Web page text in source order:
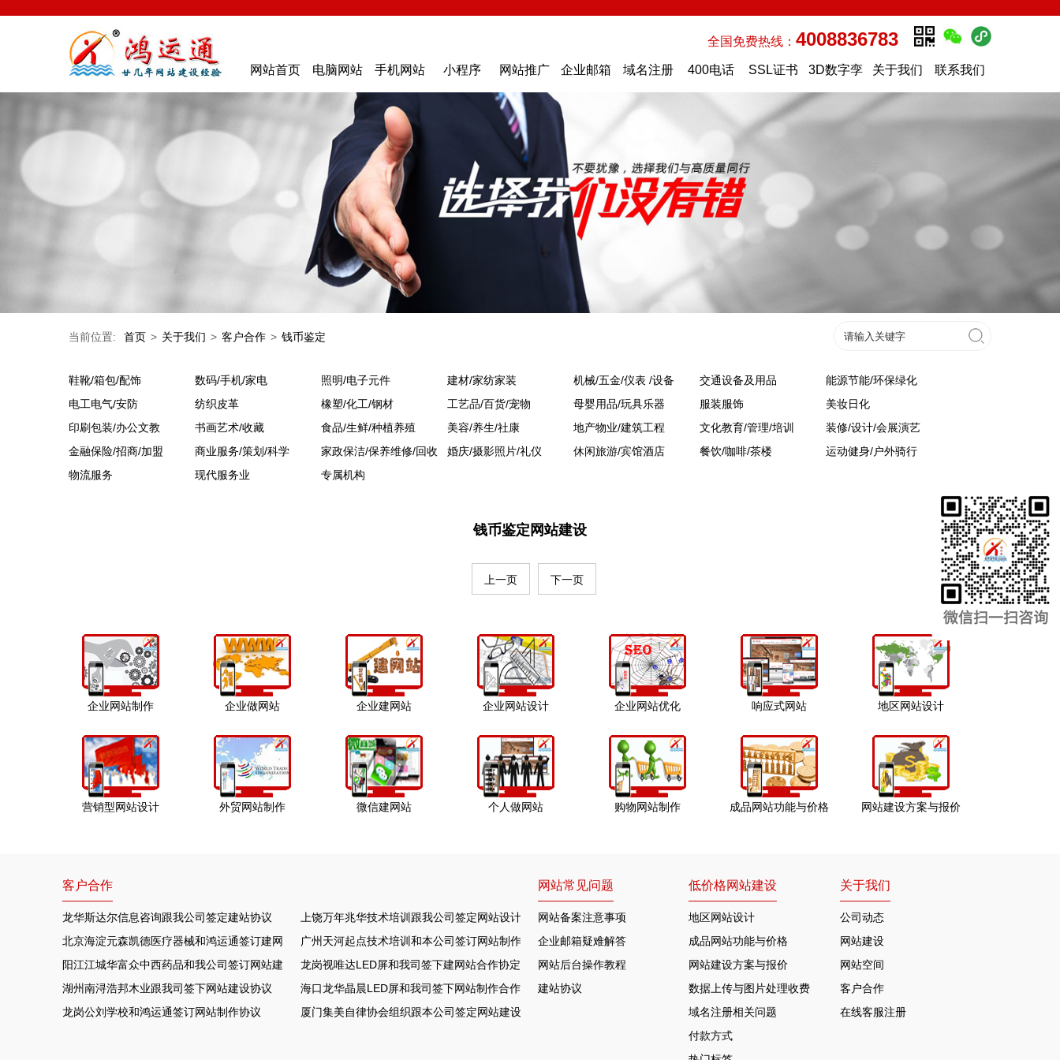
全国免费热线： 4008836783
网站首页 电脑网站 手机网站 小程序 网站推广 企业邮箱 域名注册 400电话 SSL证书 3D数字孪 关于我们 联系我们
当前位置: 首页 > 关于我们 > 客户合作 > 钱币鉴定
鞋靴/箱包/配饰 数码/手机/家电 照明/电子元件 建材/家纺家装 机械/五金/仪表 /设备 交通设备及用品
能源节能/环保绿化
电工电气/安防
纺织皮革 橡塑/化工/钢材 工艺品/百货/宠物 母婴用品/玩具乐器 服装服饰
美妆日化
印刷包装/办公文教
书画艺术/收藏 食品/生鲜/种植养殖 美容/养生/社康 地产物业/建筑工程 文化教育/管理/培训
装修/设计/会展演艺
金融保险/招商/加盟
商业服务/策划/科学 家政保洁/保养维修/回收 婚庆/摄影照片/礼仪 休闲旅游/宾馆酒店 餐饮/咖啡/茶楼
运动健身/户外骑行
物流服务
现代服务业 专属机构
钱币鉴定网站建设
上一页 下一页
企业网站制作 企业做网站 企业建网站 企业网站设计 企业网站优化 响应式网站 地区网站设计
营销型网站设计 外贸网站制作 微信建网站 个人做网站 购物网站制作 成品网站功能与价格 网站建设方案与报价
客户合作
龙华斯达尔信息咨询跟我公司签定建站协议
上饶万年兆华技术培训跟我公司签定网站设计合作协定
北京海淀元森凯德医疗器械和鸿运通签订建网站项目广州天河起点技术培训和本公司签订网站制作协议
阳江江城华富众中西药品和我公司签订网站建设协议龙岗视唯达LED屏和我司签下建网站合作协定
湖州南浔浩邦木业跟我司签下网站建设协议
海口龙华晶晨LED屏和我司签下网站制作合作协定
龙岗公刘学校和鸿运通签订网站制作协议
厦门集美自律协会组织跟本公司签定网站建设合约
网站常见问题
网站备案注意事项
企业邮箱疑难解答
网站后台操作教程
建站协议
低价格网站建设
地区网站设计
成品网站功能与价格
网站建设方案与报价
数据上传与图片处理收费
域名注册相关问题
付款方式
关于我们
公司动态
网站建设
网站空间
客户合作
在线客服注册